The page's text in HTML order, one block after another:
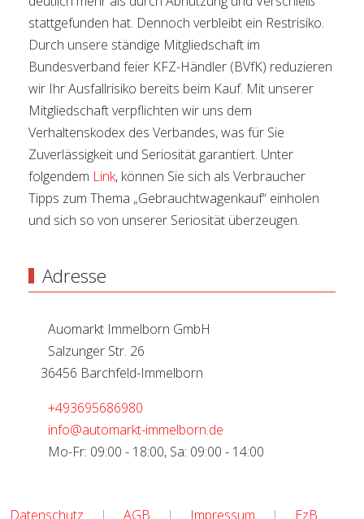
stattgefunden hat. Dennoch verbleibt ein Restrisiko.
Durch unsere ständige Mitgliedschaft im
Bundesverband feier KFZ-Händler (BVfK) reduzieren
wir Ihr Ausfallrisiko bereits beim Kauf. Mit unserer
Mitgliedschaft verpflichten wir uns dem
Verhaltenskodex des Verbandes, was für Sie
Zuverlässigkeit und Seriosität garantiert. Unter
folgendem Link, können Sie sich als Verbraucher
Tipps zum Thema „Gebrauchtwagenkauf“ einholen
und sich so von unserer Seriosität überzeugen.
Adresse
Auomarkt Immelborn GmbH
Salzunger Str. 26
36456 Barchfeld-Immelborn
+493695686980
info@automarkt-immelborn.de
Mo-Fr: 09:00 - 18:00, Sa: 09:00 - 14:00
Datenschutz | AGB | Impressum | EzB